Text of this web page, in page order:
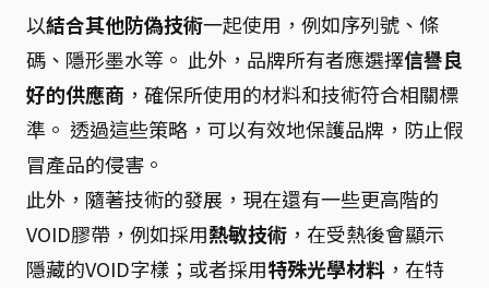
以結合其他防偽技術一起使用，例如序列號、條
碼、隱形墨水等。 此外，品牌所有者應選擇信譽良
好的供應商 ，確保所使用的材料和技術符合相關標
準。 透過這些策略，可以有效地保護品牌，防止假
冒產品的侵害。
此外，隨著技術的發展，現在還有一些更高階的
VOID膠帶，例如採用熱敏技術 ，在受熱後會顯示
隱藏的VOID字樣；或者採用特殊光學材料 ，在特